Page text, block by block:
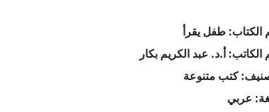
الكتاب: طفل يقرأ
أ.د. عبد الكريم بكار
كتب متنوعة
عربي